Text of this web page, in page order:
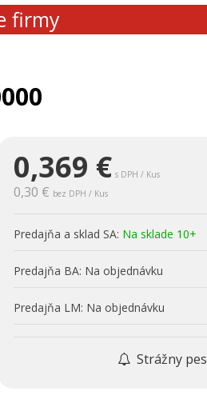
firmy
0,369 € s DPH / Kus
0,30 € bez DPH / Kus
Predajňa a sklad SA: Na sklade 10+
Predajňa BA: Na objednávku
Predajňa LM: Na objednávku
Strážny pes